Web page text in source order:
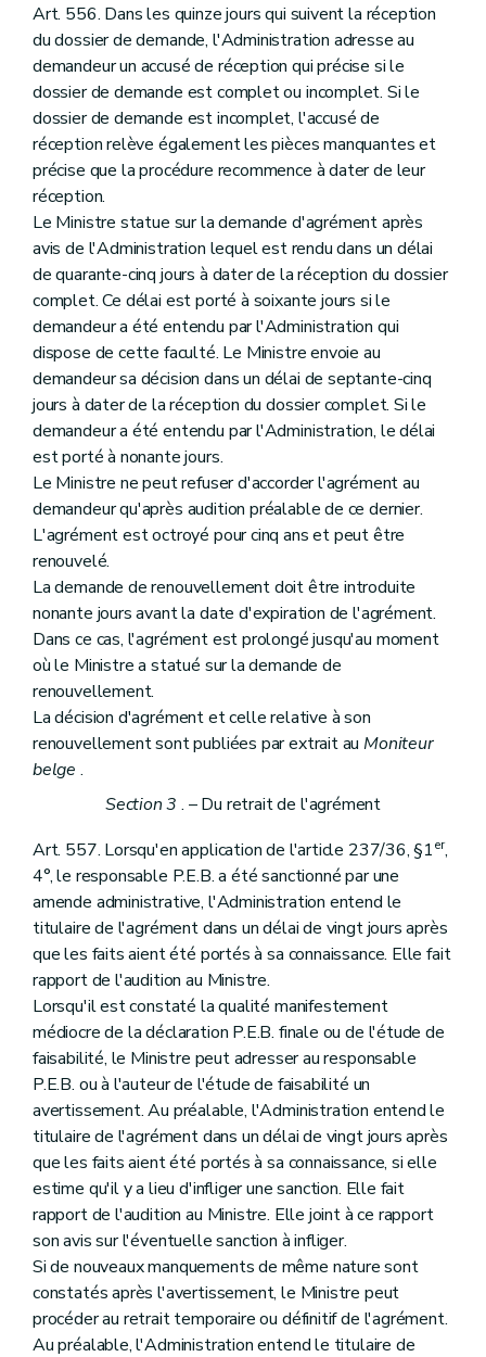
Art. 556. Dans les quinze jours qui suivent la réception
du dossier de demande, l'Administration adresse au
demandeur un accusé de réception qui précise si le
dossier de demande est complet ou incomplet. Si le
dossier de demande est incomplet, l'accusé de
réception relève également les pièces manquantes et
précise que la procédure recommence à dater de leur
réception.
Le Ministre statue sur la demande d'agrément après
avis de l'Administration lequel est rendu dans un délai
de quarante-cinq jours à dater de la réception du dossier
complet. Ce délai est porté à soixante jours si le
demandeur a été entendu par l'Administration qui
dispose de cette faculté. Le Ministre envoie au
demandeur sa décision dans un délai de septante-cinq
jours à dater de la réception du dossier complet. Si le
demandeur a été entendu par l'Administration, le délai
est porté à nonante jours.
Le Ministre ne peut refuser d'accorder l'agrément au
demandeur qu'après audition préalable de ce dernier.
L'agrément est octroyé pour cinq ans et peut être
renouvelé.
La demande de renouvellement doit être introduite
nonante jours avant la date d'expiration de l'agrément.
Dans ce cas, l'agrément est prolongé jusqu'au moment
où le Ministre a statué sur la demande de
renouvellement.
La décision d'agrément et celle relative à son
renouvellement sont publiées par extrait auMoniteur
belge .
Section 3 . – Du retrait de l'agrément
Art. 557. Lorsqu'en application de l'article 237/36, §1er,
4°, le responsable P.E.B. a été sanctionné par une
amende administrative, l'Administration entend le
titulaire de l'agrément dans un délai de vingt jours après
que les faits aient été portés à sa connaissance. Elle fait
rapport de l'audition au Ministre.
Lorsqu'il est constaté la qualité manifestement
médiocre de la déclaration P.E.B. finale ou de l'étude de
faisabilité, le Ministre peut adresser au responsable
P.E.B. ou à l'auteur de l'étude de faisabilité un
avertissement. Au préalable, l'Administration entend le
titulaire de l'agrément dans un délai de vingt jours après
que les faits aient été portés à sa connaissance, si elle
estime qu'il y a lieu d'infliger une sanction. Elle fait
rapport de l'audition au Ministre. Elle joint à ce rapport
son avis sur l'éventuelle sanction à infliger.
Si de nouveaux manquements de même nature sont
constatés après l'avertissement, le Ministre peut
procéder au retrait temporaire ou définitif de l'agrément.
Au préalable, l'Administration entend le titulaire de